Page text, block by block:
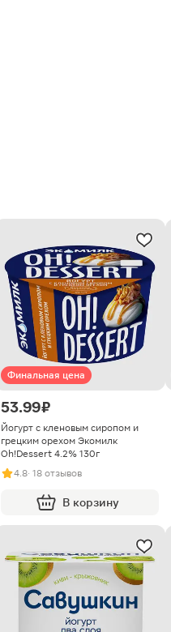
Финальная цена
53.99 ₽
Йогурт с кленовым сиропом и
грецким орехом Экомилк
Oh!Dessert 4.2% 130г
4.8· 18 отзывов
В корзину